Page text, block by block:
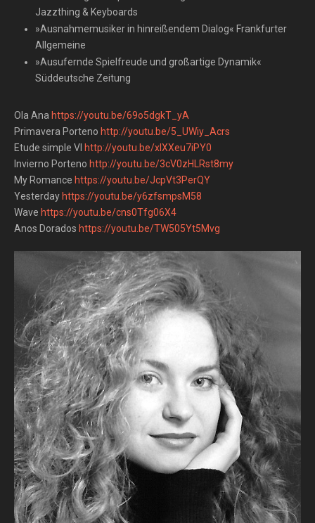
Jazzthing & Keyboards
»Ausnahmemusiker in hinreißendem Dialog« Frankfurter
Allgemeine
»Ausufernde Spielfreude und großartige Dynamik«
Süddeutsche Zeitung
Ola Ana https://youtu.be/69o5dgkT_yA
Primavera Porteno http://youtu.be/5_UWiy_Acrs
Etude simple VI http://youtu.be/xlXXeu7iPY0
Invierno Porteno http://youtu.be/3cV0zHLRst8my
My Romance https://youtu.be/JcpVt3PerQY
Yesterday https://youtu.be/y6zfsmpsM58
Wave https://youtu.be/cns0Tfg06X4
Anos Dorados https://youtu.be/TW505Yt5Mvg